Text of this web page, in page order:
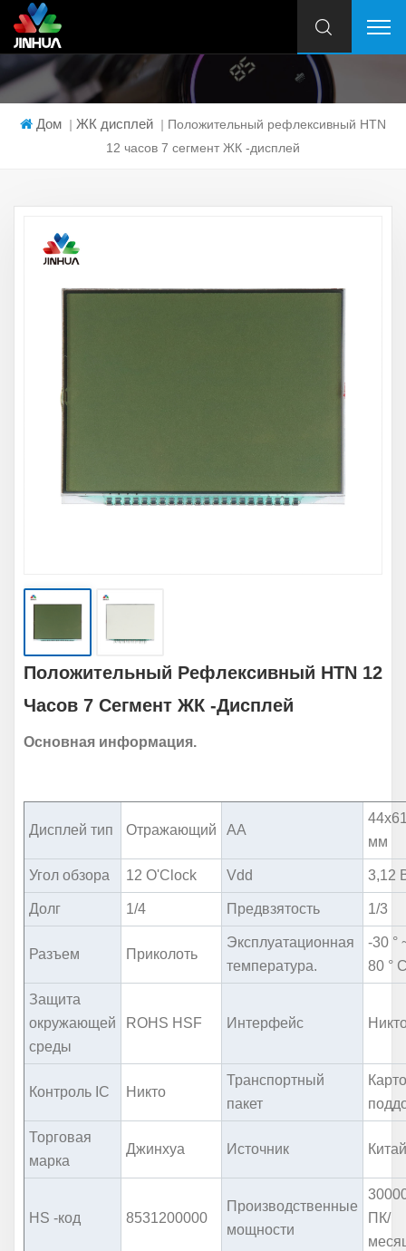
Дом | ЖК дисплей | Положительный рефлексивный HTN
12 часов 7 сегмент ЖК -дисплей
Положительный Рефлексивный HTN 12
Часов 7 Сегмент ЖК -дисплей
Основная информация.
Дисплей тип Отражающий AA
мм
Угол обзора 12 O'Clock Vdd 3,12
Долг 1/4 Предвзятость 1/3
Разъем Приколоть
Эксплуатационная
температура.
-30 °
80 °
Защита
окружающей
среды
ROHS HSF Интерфейс
Контроль IC Никто
Транспортный
пакет
Торговая
марка
Джинхуа Источник Китай
HS -код 8531200000
Производственные
мощности
ПК/